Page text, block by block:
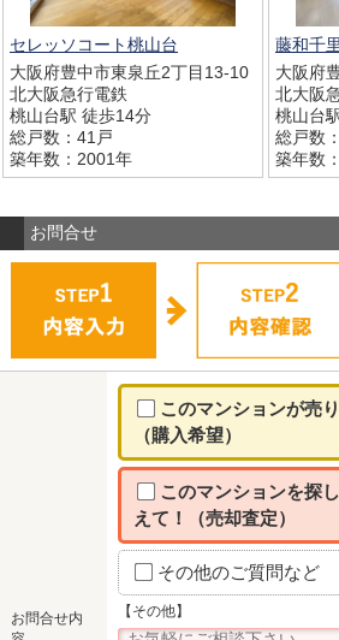
セレッソコート桃山台
大阪府豊中市東泉丘2丁目13‐10
北大阪急行電鉄
桃山台駅 徒歩14分
総戸数：41戸
築年数：2001年
藤和千
大阪府
北大阪
桃山台
総戸数
築年数
お問合せ
お問合せ内
このマンションが売
（購入希望）
このマンションを探
えて！（売却査定）
その他のご質問など
【その他】